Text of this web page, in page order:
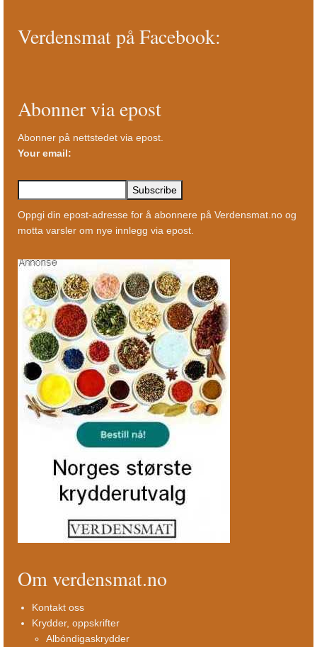
Verdensmat på Facebook:
Abonner via epost
Abonner på nettstedet via epost.
Your email:
Oppgi din epost-adresse for å abonnere på Verdensmat.no og
motta varsler om nye innlegg via epost.
Om verdensmat.no
Kontakt oss
Krydder, oppskrifter
Albóndigaskrydder